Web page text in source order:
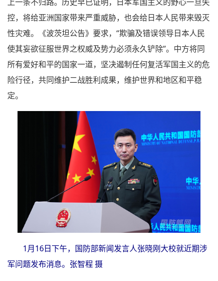
控，将给亚洲国家带来严重威胁，也会给日本人民带来毁灭
性灾难。《波茨坦公告》要求，“欺骗及错误领导日本人民
使其妄欲征服世界之权威及势力必须永久铲除”。中方将同
所有爱好和平的国家一道，坚决遏制任何复活军国主义的危
险行径，共同维护二战胜利成果，维护世界和地区和平稳
定。
1月16日下午，国防部新闻发言人张晓刚大校就近期涉
军问题发布消息。张智程 摄